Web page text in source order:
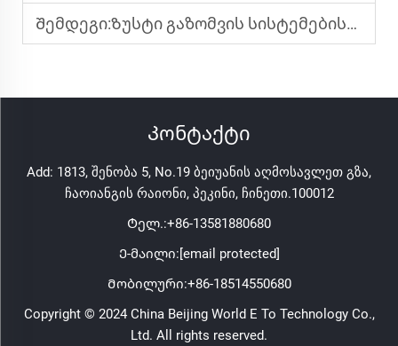
Შემდეგი:Ზუსტი გაზომვის სისტემებისთვის სწორი მაღალი ეფექტურობის ინ-ამპის შერჩევა
Კონტაქტი
Add: 1813, შენობა 5, No.19 ბეიუანის აღმოსავლეთ გზა,
ჩაოიანგის რაიონი, პეკინი, ჩინეთი.100012
Ტელ.:+86-13581880680
Ე-მაილი:[email protected]
Მობილური:+86-18514550680
Copyright © 2024 China Beijing World E To Technology Co.,
Ltd. All rights reserved.